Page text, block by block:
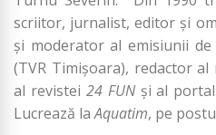
scriitor, jurnalist, editor şi
şi moderator al emisiunii de
(TVR Timişoara), redactor al
al revistei 24 FUNși al
Lucrează laAquatim, pe